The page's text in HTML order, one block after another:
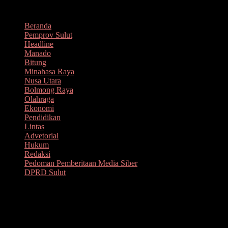
kontenBeranda
Pemprov Sulut
Headline
Manado
Bitung
Minahasa Raya
Nusa Utara
Bolmong Raya
Olahraga
Ekonomi
Pendidikan
Lintas
Advetorial
Hukum
Redaksi
Pedoman Pemberitaan Media Siber
DPRD Sulut